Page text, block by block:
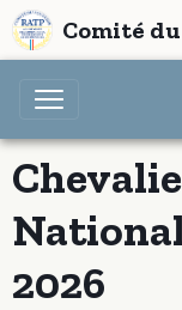
Comité
2026